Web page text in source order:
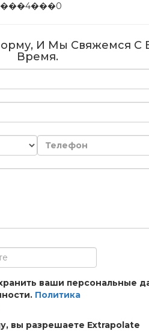
И Мы Свяжемся
Время.
ваши персональные
Политика
вы разрешаете Extrapolate